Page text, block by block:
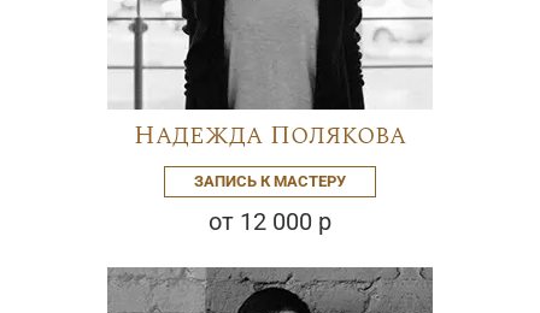
Надежда Полякова
ЗАПИСЬ К МАСТЕРУ
от 12 000 р